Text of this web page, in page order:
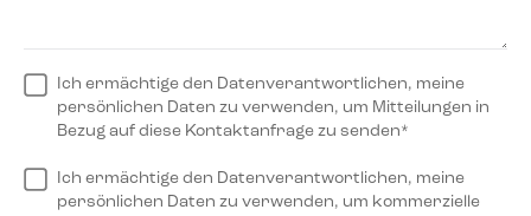
Ich ermächtige den Datenverantwortlichen, meine
persönlichen Daten zu verwenden, um Mitteilungen in
Bezug auf diese Kontaktanfrage zu senden*
Ich ermächtige den Datenverantwortlichen, meine
persönlichen Daten zu verwenden, um kommerzielle